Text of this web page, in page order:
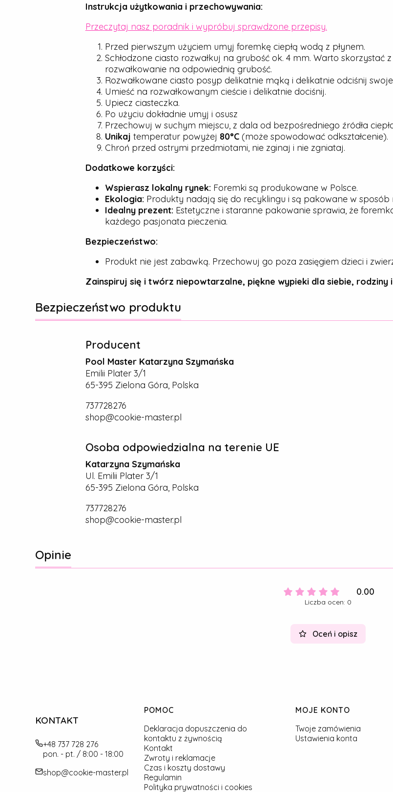
Instrukcja użytkowania i przechowywania:
Przeczytaj nasz poradnik i wypróbuj sprawdzone przepisy.
Przed pierwszym użyciem umyj foremkę ciepłą wodą z płynem.
Schłodzone ciasto rozwałkuj na grubość ok. 4 mm. Warto skorzystać
rozwałkowanie na odpowiednią grubość.
Rozwałkowane ciasto posyp delikatnie mąką i delikatnie odciśnij
Umieść na rozwałkowanym cieście i delikatnie dociśnij.
Upiecz ciasteczka.
Po użyciu dokładnie umyj i osusz
Przechowuj w suchym miejscu, z dala od bezpośredniego źródła
Unikaj temperatur powyżej 80°C(może spowodować odkształcenie).
Chroń przed ostrymi przedmiotami, nie zginaj i nie zgniataj.
Dodatkowe korzyści:
Wspierasz lokalny rynek: Foremki są produkowane w Polsce.
Ekologia: Produkty nadają się do recyklingu i są pakowane w
Idealny prezent: Estetyczne i staranne pakowanie sprawia, że
każdego pasjonata pieczenia.
Bezpieczeństwo:
Produkt nie jest zabawką. Przechowuj go poza zasięgiem dzieci i
Zainspiruj się i twórz niepowtarzalne, piękne wypieki dla siebie, rodziny
Bezpieczeństwo produktu
Producent
Pool Master Katarzyna Szymańska
Emilii Plater 3/1
65-395 Zielona Góra, Polska
737728276
shop@cookie-master.pl
Osoba odpowiedzialna na terenie UE
Katarzyna Szymańska
Ul. Emilii Plater 3/1
65-395 Zielona Góra, Polska
737728276
shop@cookie-master.pl
Opinie
0.00
Liczba ocen: 0
Oceń i opisz
KONTAKT
+48 737 728 276
pon. - pt. / 8:00 - 18:00
shop@cookie-master.pl
Linki w stopce
POMOC
Deklaracja dopuszczenia do
kontaktu z żywnością
Kontakt
Zwroty i reklamacje
Czas i koszty dostawy
Regulamin
Polityka prywatności i cookies
MOJE KONTO
Twoje zamówienia
Ustawienia konta